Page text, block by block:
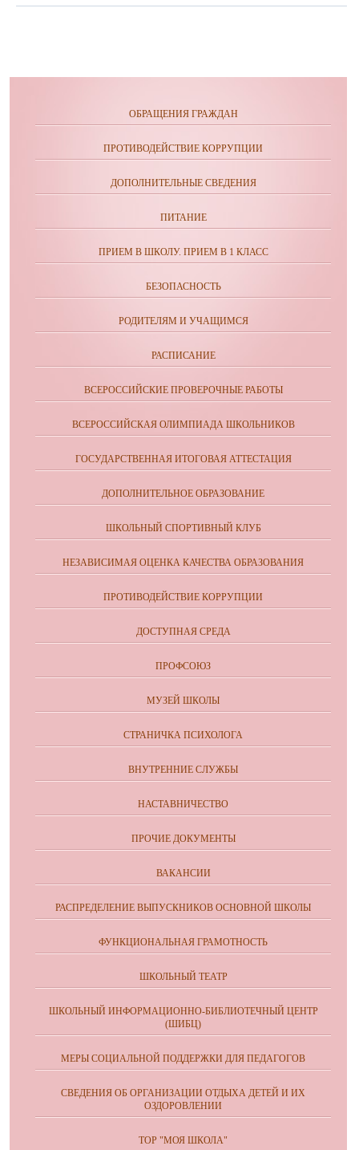
ОБРАЩЕНИЯ ГРАЖДАН
ПРОТИВОДЕЙСТВИЕ КОРРУПЦИИ
ДОПОЛНИТЕЛЬНЫЕ СВЕДЕНИЯ
ПИТАНИЕ
ПРИЕМ В ШКОЛУ. ПРИЕМ В 1 КЛАСС
БЕЗОПАСНОСТЬ
РОДИТЕЛЯМ И УЧАЩИМСЯ
РАСПИСАНИЕ
ВСЕРОССИЙСКИЕ ПРОВЕРОЧНЫЕ РАБОТЫ
ВСЕРОССИЙСКАЯ ОЛИМПИАДА ШКОЛЬНИКОВ
ГОСУДАРСТВЕННАЯ ИТОГОВАЯ АТТЕСТАЦИЯ
ДОПОЛНИТЕЛЬНОЕ ОБРАЗОВАНИЕ
ШКОЛЬНЫЙ СПОРТИВНЫЙ КЛУБ
НЕЗАВИСИМАЯ ОЦЕНКА КАЧЕСТВА ОБРАЗОВАНИЯ
ПРОТИВОДЕЙСТВИЕ КОРРУПЦИИ
ДОСТУПНАЯ СРЕДА
ПРОФСОЮЗ
МУЗЕЙ ШКОЛЫ
СТРАНИЧКА ПСИХОЛОГА
ВНУТРЕННИЕ СЛУЖБЫ
НАСТАВНИЧЕСТВО
ПРОЧИЕ ДОКУМЕНТЫ
ВАКАНСИИ
РАСПРЕДЕЛЕНИЕ ВЫПУСКНИКОВ ОСНОВНОЙ ШКОЛЫ
ФУНКЦИОНАЛЬНАЯ ГРАМОТНОСТЬ
ШКОЛЬНЫЙ ТЕАТР
ШКОЛЬНЫЙ ИНФОРМАЦИОННО-БИБЛИОТЕЧНЫЙ ЦЕНТР
(ШИБЦ)
МЕРЫ СОЦИАЛЬНОЙ ПОДДЕРЖКИ ДЛЯ ПЕДАГОГОВ
СВЕДЕНИЯ ОБ ОРГАНИЗАЦИИ ОТДЫХА ДЕТЕЙ И ИХ
ОЗДОРОВЛЕНИИ
ТОР "МОЯ ШКОЛА"